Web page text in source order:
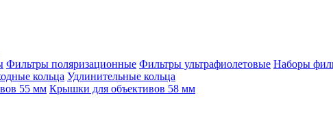
Фильтры поляризационные Фильтры ультрафиолетовые Наборы
кольца Удлинительные кольца
55 мм Крышки для объективов 58 мм